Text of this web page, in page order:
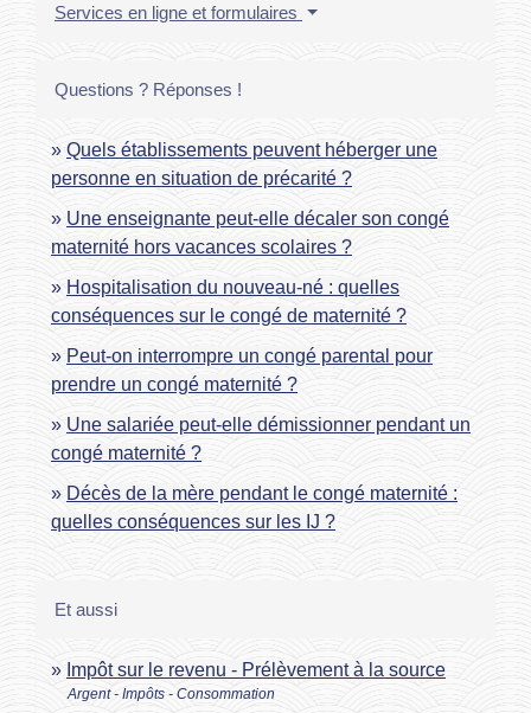
Services en ligne et formulaires
Questions ? Réponses !
Quels établissements peuvent héberger une
personne en situation de précarité ?
Une enseignante peut-elle décaler son congé
maternité hors vacances scolaires ?
Hospitalisation du nouveau-né : quelles
conséquences sur le congé de maternité ?
Peut-on interrompre un congé parental pour
prendre un congé maternité ?
Une salariée peut-elle démissionner pendant un
congé maternité ?
Décès de la mère pendant le congé maternité :
quelles conséquences sur les IJ ?
Et aussi
Impôt sur le revenu - Prélèvement à la source
Argent - Impôts - Consommation